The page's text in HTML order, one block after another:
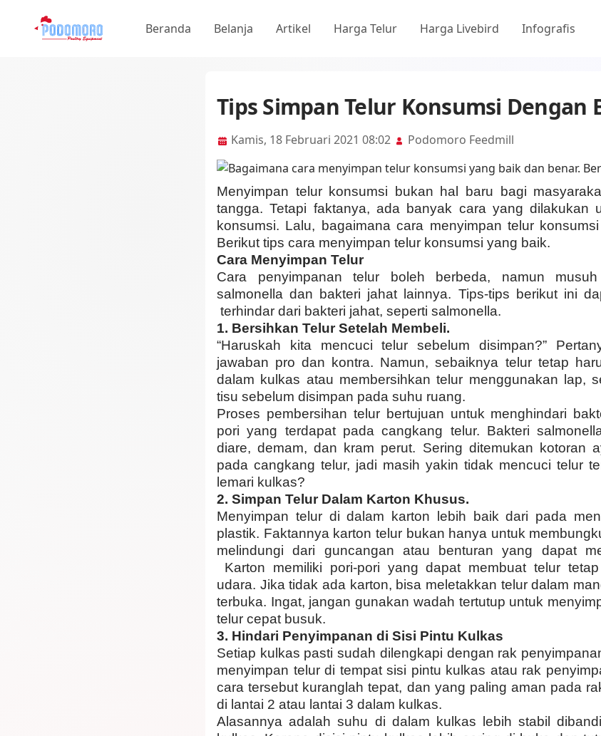
Beranda Belanja Artikel Harga Telur Harga Livebird Infografis
Tips Simpan Telur Konsumsi Dengan
Kamis, 18 Februari 2021 08:02 Podomoro Feedmill
Menyimpan telur konsumsi bukan hal baru bagi
tangga. Tetapi faktanya, ada banyak cara yang dilakukan
konsumsi. Lalu, bagaimana cara menyimpan telur
Berikut tips cara menyimpan telur konsumsi yang baik.
Cara Menyimpan Telur
Cara penyimpanan telur boleh berbeda, namun
salmonella dan bakteri jahat lainnya. Tips-tips berikut ini
terhindar dari bakteri jahat, seperti salmonella.
1. Bersihkan Telur Setelah Membeli.
“Haruskah kita mencuci telur sebelum disimpan?”
jawaban pro dan kontra. Namun, sebaiknya telur tetap
dalam kulkas atau membersihkan telur menggunakan lap,
tisu sebelum disimpan pada suhu ruang.
Proses pembersihan telur bertujuan untuk menghindari
pori yang terdapat pada cangkang telur. Bakteri
diare, demam, dan kram perut. Sering ditemukan kotoran
pada cangkang telur, jadi masih yakin tidak mencuci telur
lemari kulkas?
2. Simpan Telur Dalam Karton Khusus.
Menyimpan telur di dalam karton lebih baik dari pada
plastik. Faktannya karton telur bukan hanya untuk
melindungi dari guncangan atau benturan yang dapat
Karton memiliki pori-pori yang dapat membuat telur
udara. Jika tidak ada karton, bisa meletakkan telur dalam
terbuka. Ingat, jangan gunakan wadah tertutup untuk
telur cepat busuk.
3. Hindari Penyimpanan di Sisi Pintu Kulkas
Setiap kulkas pasti sudah dilengkapi dengan rak
menyimpan telur di tempat sisi pintu kulkas atau rak
cara tersebut kuranglah tepat, dan yang paling aman pada
di lantai 2 atau lantai 3 dalam kulkas.
Alasannya adalah suhu di dalam kulkas lebih stabil